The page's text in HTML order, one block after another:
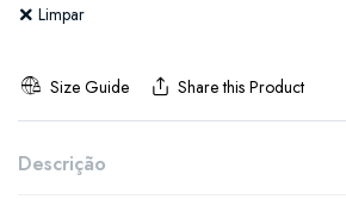
Limpar
Size Guide Share this Product
Descrição